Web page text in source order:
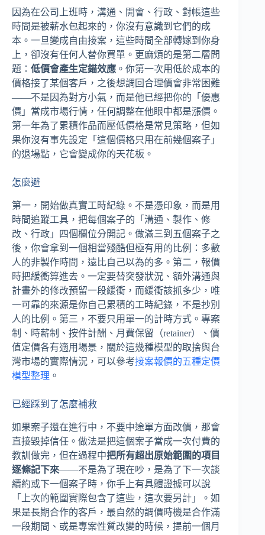
因為在公司上班時，溝通、開會、行政、對帳這些
時間是被薪水包起來的，你沒有意識到它們的成
本。一旦變成自由接案，這些時間全部轉嫁到你身
上，卻沒有任何人替你買單。更麻煩的是第二層問
題： 低價會產生定錨效應 。你第一次用低於成本的
價格接了某個客戶，之後想調回合理價會非常困難
——不是因為對方小氣，而是他已經把你的「優惠
價」當成市場行情，任何調整在他眼中都是漲價。
第一年為了累積作品而壓低價格是常見策略，但如
果你沒有事先設定「這個價格只用在前幾個案子」
的退場點，它會變成你的天花板。
怎麼避
第一，開始做真實工時紀錄。不是憑印象，而是用
時間追蹤工具，把每個案子的「溝通、製作、修
改、行政」四個欄位分開記。做滿三到五個案子之
後，你會拿到一個相當殘酷但極有用的比例：多數
人的非製作時間，遠比自己以為的多。第二，報價
時把緩衝算進去。一定要替突發狀況、額外溝通與
計畫外的修改預留一段緩衝，而緩衝該抓多少，唯
一可靠的來源是你自己累積的工時紀錄，不是抄別
人的比例。第三，不要只用單一的計時方式。專案
制、時薪制、按件計酬、月費保留（retainer）、價
值定價各有適用場景，關於這幾種模型的取捨與台
灣市場的實際情況，可以參考接案報價的五種定價
模型整理 。
已經踩到了怎麼補救
如果案子還在進行中，不要中途單方面改價，那會
直接毀掉信任。做法是把這個案子當成一次付費的
教訓做完，但在過程中把所有超出原始範圍的項目
逐條記下來——不是為了現在吵，是為了下一次談
續約或下一個案子時，你手上有具體證據可以說
「上次的範圍實際包含了這些，這次要另計」。如
果是長期合作的客戶，最自然的調價時機是合作滿
一段期間、或是專案性質改變的時候，提前一個月